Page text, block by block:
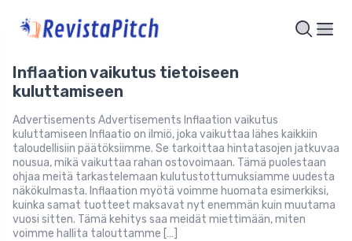
Inflaation vaikutus tietoiseen
kuluttamiseen
Advertisements Advertisements Inflaation vaikutus
kuluttamiseen Inflaatio on ilmiö, joka vaikuttaa lähes kaikkiin
taloudellisiin päätöksiimme. Se tarkoittaa hintatasojen jatkuvaa
nousua, mikä vaikuttaa rahan ostovoimaan. Tämä puolestaan
ohjaa meitä tarkastelemaan kulutustottumuksiamme uudesta
näkökulmasta. Inflaation myötä voimme huomata esimerkiksi,
kuinka samat tuotteet maksavat nyt enemmän kuin muutama
vuosi sitten. Tämä kehitys saa meidät miettimään, miten
voimme hallita talouttamme […]